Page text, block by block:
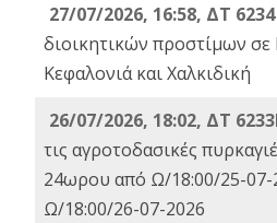
27/07/2026, 16:58, ΔΤ
διοικητικών προστίμων σε
Κεφαλονιά και Χαλκιδική
26/07/2026, 18:02, ΔΤ
τις αγροτοδασικές
24ωρου από Ω/18:00/25-07-
Ω/18:00/26-07-2026